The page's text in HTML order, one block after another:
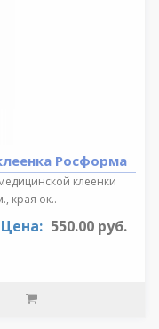
Росформа
клеенки
края ок..
Цена: 550.00 руб.